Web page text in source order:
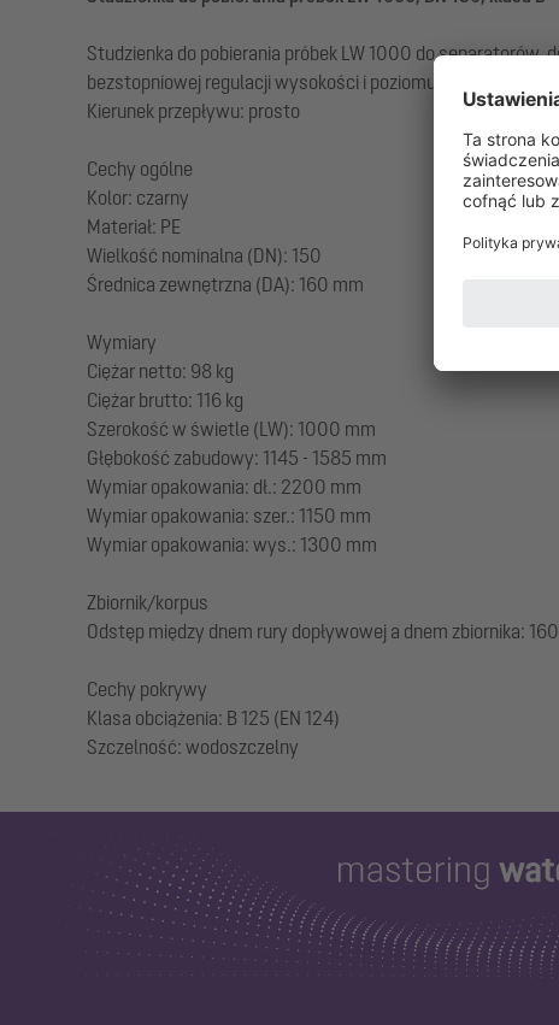
Studzienka do pobierania próbek LW 1000 do
bezstopniowej regulacji wysokości i poziomu, pokrywa z
Kierunek przepływu: prosto
Cechy ogólne
Kolor: czarny
Materiał: PE
Wielkość nominalna (DN): 150
Średnica zewnętrzna (DA): 160 mm
Wymiary
Ciężar netto: 98 kg
Ciężar brutto: 116 kg
Szerokość w świetle (LW): 1000 mm
Głębokość zabudowy: 1145 - 1585 mm
Wymiar opakowania: dł.: 2200 mm
Wymiar opakowania: szer.: 1150 mm
Wymiar opakowania: wys.: 1300 mm
Zbiornik/korpus
Odstęp między dnem rury dopływowej a dnem zbiornika:
Cechy pokrywy
Klasa obciążenia: B 125 (EN 124)